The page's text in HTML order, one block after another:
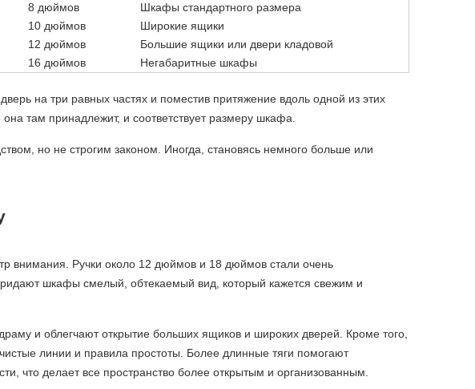
8 дюймов
Шкафы стандартного размера
10 дюймов
Широкие ящики
12 дюймов
Большие ящики или двери кладовой
16 дюймов Негабаритные шкафы
на три равных частях и поместив притяжение вдоль одной из этих
там принадлежит, и соответствует размеру шкафа.
но не строгим законом. Иногда, становясь немного больше или
внимания. Ручки около 12 дюймов и 18 дюймов стали очень
шкафы смелый, обтекаемый вид, который кажется свежим и
и облегчают открытие больших ящиков и широких дверей. Кроме того,
линии и правила простоты. Более длинные тяги помогают
что делает все пространство более открытым и организованным.